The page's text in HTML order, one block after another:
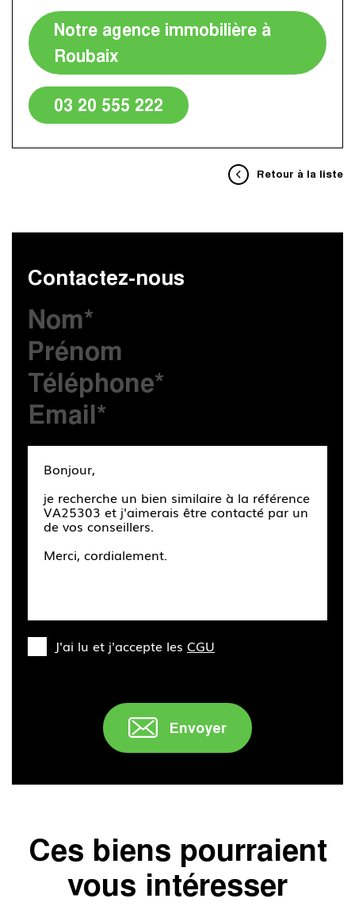
Contactez-nous
J'ai lu et j'accepte les CGU
Envoyer
Notre agence immobilière à
Roubaix
03 20 555 222
Retour à la liste
Ces biens pourraient
vous intéresser